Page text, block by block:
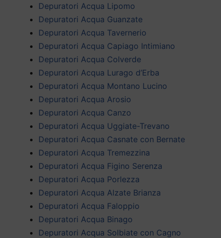
Depuratori Acqua Lipomo
Depuratori Acqua Guanzate
Depuratori Acqua Tavernerio
Depuratori Acqua Capiago Intimiano
Depuratori Acqua Colverde
Depuratori Acqua Lurago d’Erba
Depuratori Acqua Montano Lucino
Depuratori Acqua Arosio
Depuratori Acqua Canzo
Depuratori Acqua Uggiate-Trevano
Depuratori Acqua Casnate con Bernate
Depuratori Acqua Tremezzina
Depuratori Acqua Figino Serenza
Depuratori Acqua Porlezza
Depuratori Acqua Alzate Brianza
Depuratori Acqua Faloppio
Depuratori Acqua Binago
Depuratori Acqua Solbiate con Cagno